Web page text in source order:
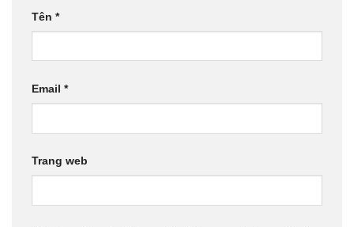
Tên *
Email *
Trang web